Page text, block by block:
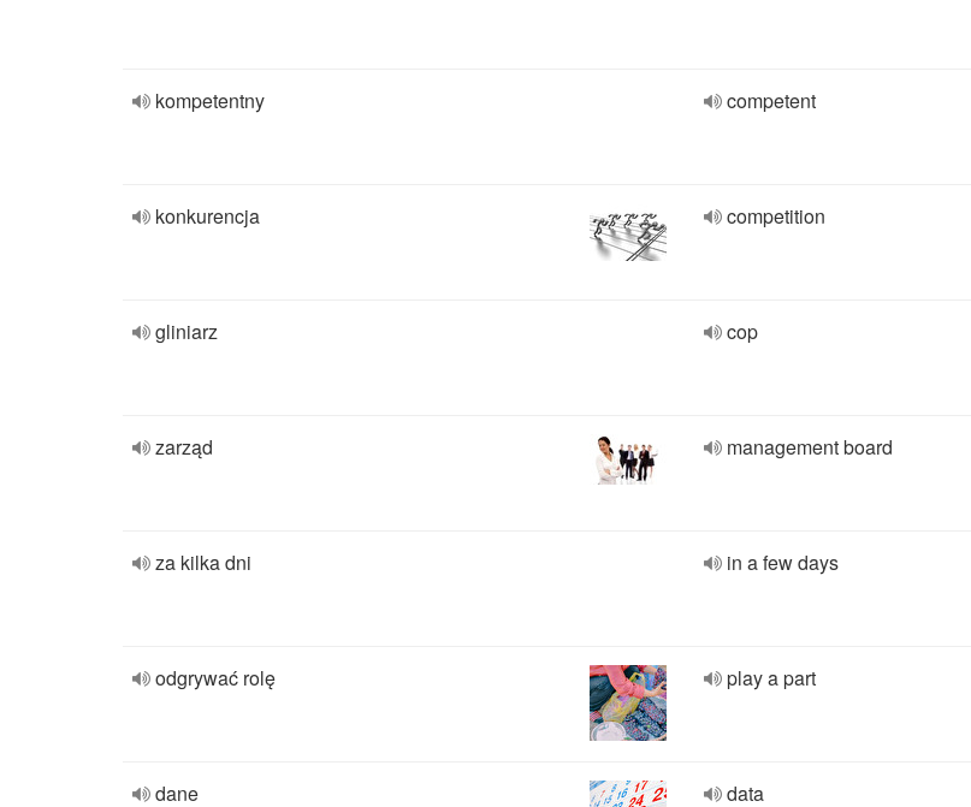
kompetentny competent
konkurencja competition
gliniarz cop
zarząd management board
za kilka dni in a few days
odgrywać rolę play a part
dane data